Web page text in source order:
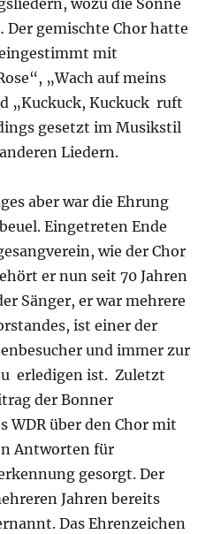
wozu die Sonne
gemischte Chor hatte
mit
„Wach auf meins
„Kuckuck, Kuckuck ruft
gesetzt im Musikstil
Liedern.
aber war die Ehrung
Eingetreten Ende
wie der Chor
er nun seit 70 Jahren
Sänger, er war mehrere
ist einer der
und immer zur
erledigen ist. Zuletzt
der Bonner
WDR über den Chor mit
Antworten für
gesorgt. Der
Jahren bereits
Das Ehrenzeichen